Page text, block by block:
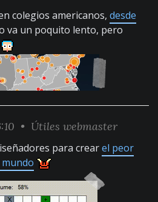
colegios americanos, desde
va un poquito lento, pero
• Útiles webmaster
para crearel peor